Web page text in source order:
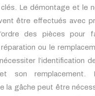
Le démontage et le
être effectués avec
des pièces pour
ou le
l’identification
son remplacement.
la gâche peut être